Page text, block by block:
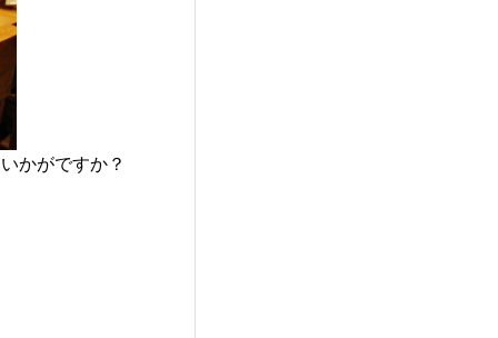
かがですか？